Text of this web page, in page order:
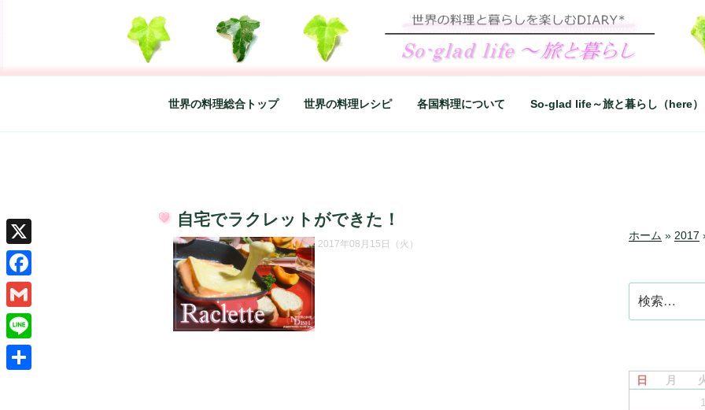
SO-GLAD LIFE～旅と暮らし
世界の料理のエッセイやレシピ、シンプルライフ、楽しい暮らしなどを綴る、世界248か国を
世界の料理総合トップ 世界の料理レシピ 各国料理について So-glad life～旅と暮らし（here）
稿
日:
自宅でラクレットができた！
2017年08月15日（火）
ホーム » 2017
索:
日
月
1
X
Facebook
Gmail
Line